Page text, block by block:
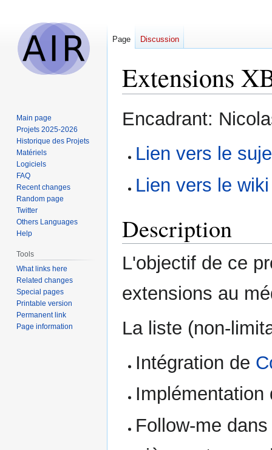
Extensions
Jump
to
Jump
to
Encadrant:
Lien vers le
Lien vers le
Description
L'objectif de ce
extensions au
La liste (non-
Intégration de
Follow-me
Page Discussion
Main page
Projets 2025-2026
Historique des Projets
Matériels
Logiciels
FAQ
Recent changes
Random page
Twitter
Others Languages
Help
Tools
What links here
Related changes
Special pages
Printable version
Permanent link
Page information